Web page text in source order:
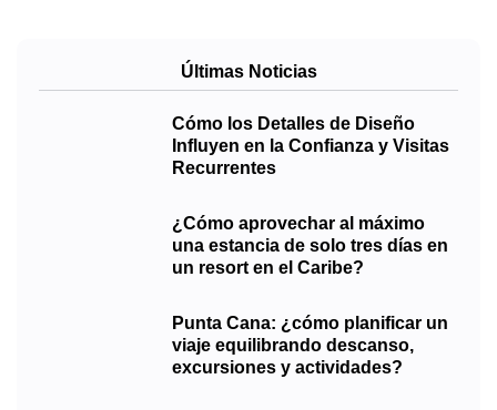
Últimas Noticias
Cómo los Detalles de Diseño
Influyen en la Confianza y Visitas
Recurrentes
¿Cómo aprovechar al máximo
una estancia de solo tres días en
un resort en el Caribe?
Punta Cana: ¿cómo planificar un
viaje equilibrando descanso,
excursiones y actividades?